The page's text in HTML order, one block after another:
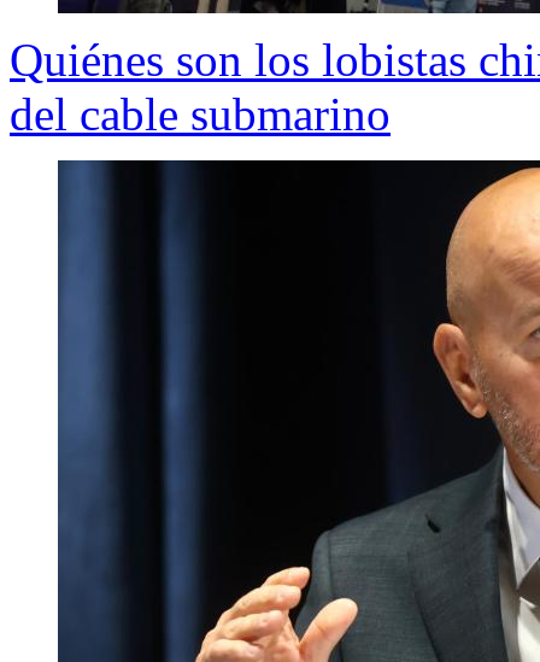
Quiénes son los lobistas
del cable submarino